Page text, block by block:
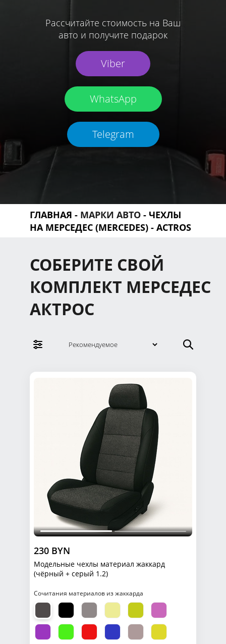
Рассчитайте стоимость на Ваш
авто и получите подарок
Viber
WhatsApp
Telegram
ГЛАВНАЯ - МАРКИ АВТО - ЧЕХЛЫ
НА МЕРСЕДЕС (MERCEDES) - ACTROS
СОБЕРИТЕ СВОЙ
КОМПЛЕКТ МЕРСЕДЕС
АКТРОС
230 BYN
Модельные чехлы материал жаккард
(чёрный + серый 1.2)
Сочитания материалов из жаккарда